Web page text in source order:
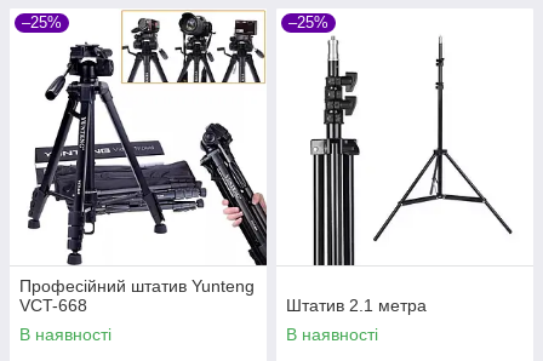
–25%
Професійний штатив Yunteng
VCT-668
В наявності
–25%
Штатив 2.1 метра
В наявності